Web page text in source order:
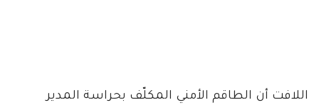
اللافت أن الطاقم الأمني المكلّف بحراسة المدير